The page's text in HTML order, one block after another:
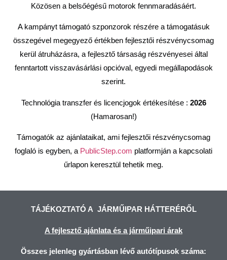
Közösen a belsőégésű motorok fennmaradásáért.
A kampányt támogató szponzorok részére a támogatásuk
összegével megegyező értékben fejlesztői részvénycsomag
kerül átruházásra, a fejlesztő társaság részvényesei által
fenntartott visszavásárlási opcióval, egyedi megállapodások
szerint.
Technológia transzfer és licencjogok értékesítése : 2026
(Hamarosan!)
Támogatók az ajánlataikat, ami fejlesztői részvénycsomag
foglaló is egyben, a PublicStep.com platformján a kapcsolati
űrlapon keresztül tehetik meg.
TÁJÉKOZTATÓ A JÁRMŰIPAR HÁTTERÉRŐL
A fejlesztő ajánlata és a járműipari árak
Összes jelenleg gyártásban lévő autótípusok száma: